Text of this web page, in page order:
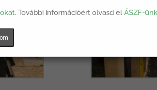
. További információért olvasd elÁSZF-